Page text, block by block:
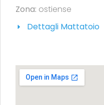
Zona: ostiense
Dettagli Mattatoio